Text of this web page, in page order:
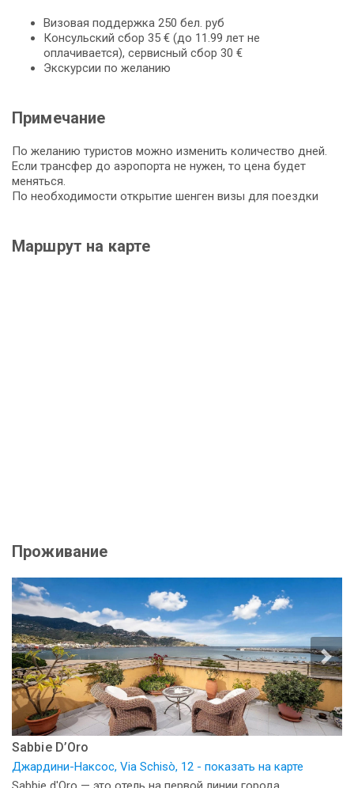
Визовая поддержка 250 бел. руб
Консульский сбор 35 € (до 11.99 лет не
оплачивается), сервисный сбор 30 €
Экскурсии по желанию
Примечание
По желанию туристов можно изменить количество дней.
Если трансфер до аэропорта не нужен, то цена будет
меняться.
По необходимости открытие шенген визы для поездки
Маршрут на карте
Проживание
Sabbie D’Oro
Джардини-Наксос, Via Schisò, 12 - показать на карте